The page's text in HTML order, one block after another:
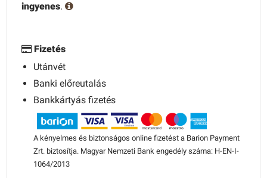
ingyenes.
Fizetés
Utánvét
Banki előreutalás
Bankkártyás fizetés
A kényelmes és biztonságos online fizetést a Barion Payment
Zrt. biztosítja. Magyar Nemzeti Bank engedély száma: H-EN-I-
1064/2013